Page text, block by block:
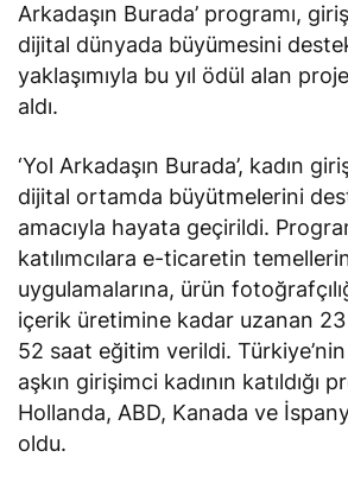
Arkadaşın Burada’ programı,
dijital dünyada büyümesini
yaklaşımıyla bu yıl ödül alan
aldı.
‘Yol Arkadaşın Burada’, kadın
dijital ortamda büyütmelerini
amacıyla hayata geçirildi.
katılımcılara e-ticaretin
uygulamalarına, ürün
içerik üretimine kadar uzanan
52 saat eğitim verildi.
aşkın girişimci kadının katıldığı
Hollanda, ABD, Kanada ve
oldu.